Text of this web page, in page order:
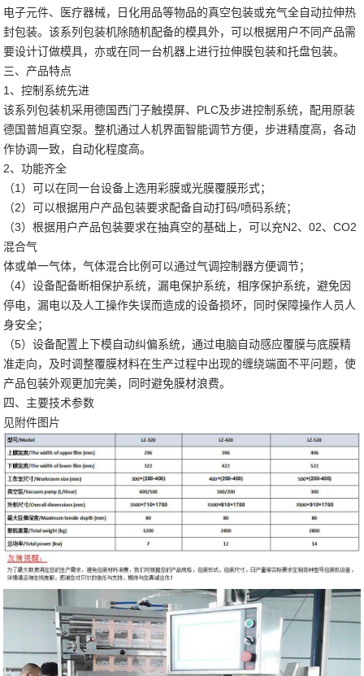
电子元件、医疗器械，日化用品等物品的真空包装或充气全自动拉伸热
封包装。该系列包装机除随机配备的模具外，可以根据用户不同产品需
要设计订做模具，亦或在同一台机器上进行拉伸膜包装和托盘包装。
三、产品特点
1、控制系统先进
该系列包装机采用德国西门子触摸屏、PLC及步进控制系统，配用原装
德国普旭真空泵。整机通过人机界面智能调节方便，步进精度高，各动
作协调一致，自动化程度高。
2、功能齐全
（1）可以在同一台设备上选用彩膜或光膜覆膜形式；
（2）可以根据用户产品包装要求配备自动打码/喷码系统；
（3）根据用户产品包装要求在抽真空的基础上，可以充N2、02、CO2
混合气
体或单一气体，气体混合比例可以通过气调控制器方便调节；
（4）设备配备断相保护系统，漏电保护系统，相序保护系统，避免因
停电，漏电以及人工操作失误而造成的设备损坏，同时保障操作人员人
身安全；
（5）设备配置上下模自动纠偏系统，通过电脑自动感应覆膜与底膜精
准走向，及时调整覆膜材料在生产过程中出现的缠绕端面不平问题，使
产品包装外观更加完美，同时避免膜材浪费。
四、主要技术参数
见附件图片